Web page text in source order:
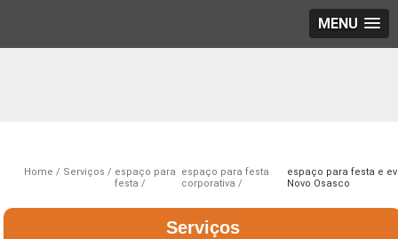
MENU
Home Serviços
espaço para
festa
espaço para festa
corporativa
espaço para festa e
Novo Osasco
Serviços